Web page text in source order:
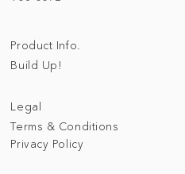
Legal
Terms & Conditions
Privacy Policy
Product Info.
Build Up!